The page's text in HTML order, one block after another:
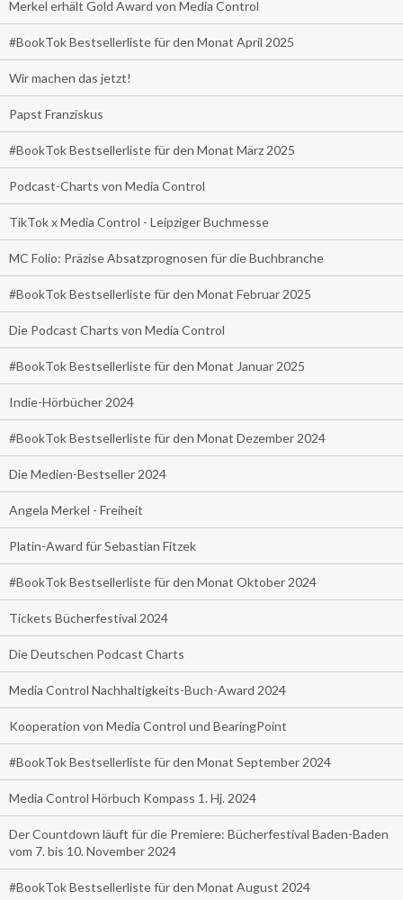
Merkel erhält Gold Award von Media Control
#BookTok Bestsellerliste für den Monat April 2025
Wir machen das jetzt!
Papst Franziskus
#BookTok Bestsellerliste für den Monat März 2025
Podcast-Charts von Media Control
TikTok x Media Control - Leipziger Buchmesse
MC Folio: Präzise Absatzprognosen für die Buchbranche
#BookTok Bestsellerliste für den Monat Februar 2025
Die Podcast Charts von Media Control
#BookTok Bestsellerliste für den Monat Januar 2025
Indie-Hörbücher 2024
#BookTok Bestsellerliste für den Monat Dezember 2024
Die Medien-Bestseller 2024
Angela Merkel - Freiheit
Platin-Award für Sebastian Fitzek
#BookTok Bestsellerliste für den Monat Oktober 2024
Tickets Bücherfestival 2024
Die Deutschen Podcast Charts
Media Control Nachhaltigkeits-Buch-Award 2024
Kooperation von Media Control und BearingPoint
#BookTok Bestsellerliste für den Monat September 2024
Media Control Hörbuch Kompass 1. Hj. 2024
Der Countdown läuft für die Premiere: Bücherfestival Baden-Baden
vom 7. bis 10. November 2024
#BookTok Bestsellerliste für den Monat August 2024